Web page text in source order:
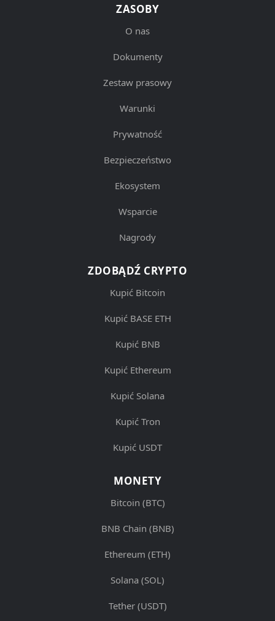
ZASOBY
O nas
Dokumenty
Zestaw prasowy
Warunki
Prywatność
Bezpieczeństwo
Ekosystem
Wsparcie
Nagrody
ZDOBĄDŹ CRYPTO
Kupić Bitcoin
Kupić BASE ETH
Kupić BNB
Kupić Ethereum
Kupić Solana
Kupić Tron
Kupić USDT
MONETY
Bitcoin (BTC)
BNB Chain (BNB)
Ethereum (ETH)
Solana (SOL)
Tether (USDT)